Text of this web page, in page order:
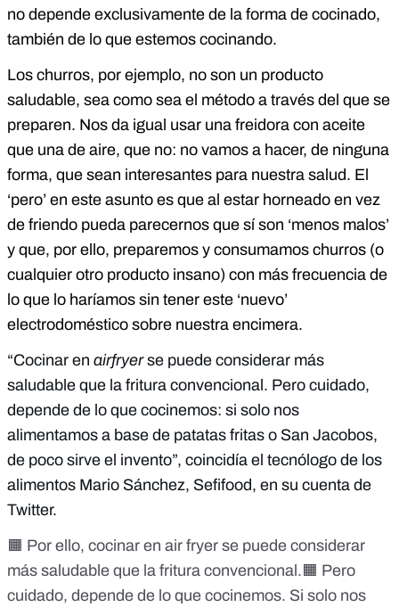
no depende exclusivamente de la forma de cocinado,
también de lo que estemos cocinando.
Los churros, por ejemplo, no son un producto
saludable, sea como sea el método a través del que se
preparen. Nos da igual usar una freidora con aceite
que una de aire, que no: no vamos a hacer, de ninguna
forma, que sean interesantes para nuestra salud. El
‘pero’ en este asunto es que al estar horneado en vez
de friendo pueda parecernos que sí son ‘menos malos’
y que, por ello, preparemos y consumamos churros (o
cualquier otro producto insano) con más frecuencia de
lo que lo haríamos sin tener este ‘nuevo’
electrodoméstico sobre nuestra encimera.
“Cocinar en airfryerse puede considerar más
saludable que la fritura convencional. Pero cuidado,
depende de lo que cocinemos: si solo nos
alimentamos a base de patatas fritas o San Jacobos,
de poco sirve el invento”, coincidía el tecnólogo de los
alimentos Mario Sánchez, Sefifood, en su cuenta de
Twitter.
🟧 Por ello, cocinar en air fryer se puede considerar
más saludable que la fritura convencional.🟧 Pero
cuidado, depende de lo que cocinemos. Si solo nos